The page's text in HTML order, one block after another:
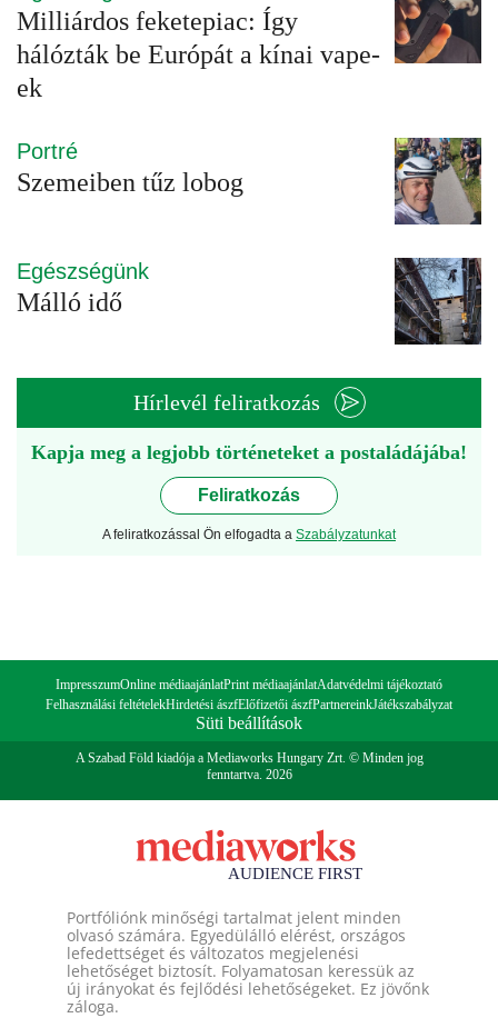
Milliárdos feketepiac: Így
hálózták be Európát a kínai vape-
ek
Portré
Szemeiben tűz lobog
Egészségünk
Málló idő
Hírlevél feliratkozás
Kapja meg a legjobb történeteket a postaládájába!
Feliratkozás
A feliratkozással Ön elfogadta a Szabályzatunkat
ImpresszumOnline médiaajánlatPrint médiaajánlatAdatvédelmi tájékoztató
Felhasználási feltételekHirdetési ászfElőfizetői ászfPartnereinkJátékszabályzat
Süti beállítások
A Szabad Föld kiadója a Mediaworks Hungary Zrt. © Minden jog
fenntartva. 2026
Portfóliónk minőségi tartalmat jelent minden
olvasó számára. Egyedülálló elérést, országos
lefedettséget és változatos megjelenési
lehetőséget biztosít. Folyamatosan keressük az
új irányokat és fejlődési lehetőségeket. Ez jövőnk
záloga.